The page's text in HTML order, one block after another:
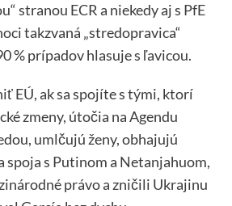
stranou ECR a niekedy aj s PfE
takzvaná „stredopravica“
% prípadov hlasuje s ľavicou.
EÚ, ak sa spojíte s tými, ktorí
zmeny, útočia na Agendu
umlčujú ženy, obhajujú
spoja s Putinom a Netanjahuom,
právo a zničili Ukrajinu